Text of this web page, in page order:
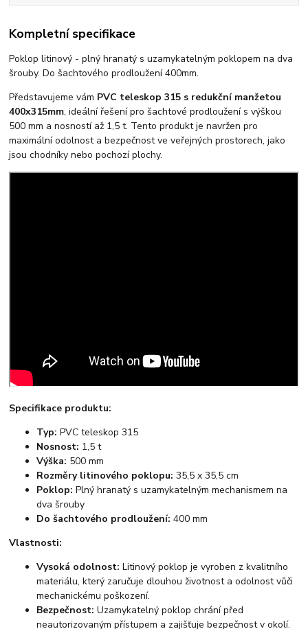
Kompletní specifikace
Poklop litinový - plný hranatý s uzamykatelným poklopem na dva
šrouby. Do šachtového prodloužení 400mm.
Představujeme vám PVC teleskop 315 s redukční manžetou
400x315mm, ideální řešení pro šachtové prodloužení s výškou
500 mm a nosností až 1,5 t. Tento produkt je navržen pro
maximální odolnost a bezpečnost ve veřejných prostorech, jako
jsou chodníky nebo pochozí plochy.
Specifikace produktu:
Typ: PVC teleskop 315
Nosnost: 1,5 t
Výška: 500 mm
Rozměry litinového poklopu: 35,5 x 35,5 cm
Poklop: Plný hranatý s uzamykatelným mechanismem na
dva šrouby
Do šachtového prodloužení: 400 mm
Vlastnosti:
Vysoká odolnost: Litinový poklop je vyroben z kvalitního
materiálu, který zaručuje dlouhou životnost a odolnost vůči
mechanickému poškození.
Bezpečnost: Uzamykatelný poklop chrání před
neautorizovaným přístupem a zajišťuje bezpečnost v okolí.